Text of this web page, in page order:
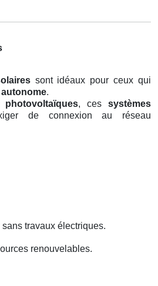
sont idéaux pour ceux qui
autonome.
photovoltaïques, cessystèmes
de connexion au réseau
travaux électriques.
renouvelables.